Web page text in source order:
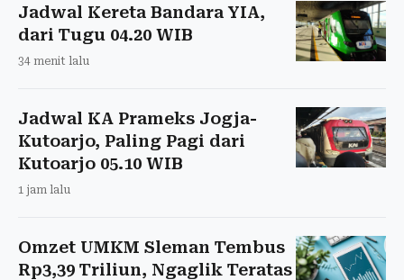
Jadwal Kereta Bandara YIA,
dari Tugu 04.20 WIB
34 menit lalu
Jadwal KA Prameks Jogja-
Kutoarjo, Paling Pagi dari
Kutoarjo 05.10 WIB
1 jam lalu
Omzet UMKM Sleman Tembus
Rp3,39 Triliun, Ngaglik Teratas